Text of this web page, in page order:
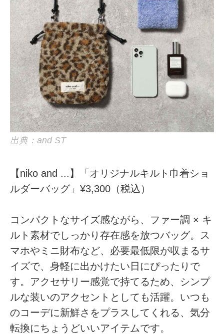
出典：and ST
【niko and ...】「オリジナルキルト巾着ショ
ルダーバッグ」¥3,300（税込）
コンパクトなサイズ感ながら、ファー調 × キ
ルト素材でしっかり存在感を放つバッグ。ス
マホやミニ財布など、必要最低限が収まるサ
イズで、身軽に出かけたい日にぴったりで
す。アクセサリー感覚で持てるため、シンプ
ルな装いのアクセントとしても活躍。いつも
のコーデに新鮮さをプラスしてくれる、気分
転換にちょうどいいアイテムです。